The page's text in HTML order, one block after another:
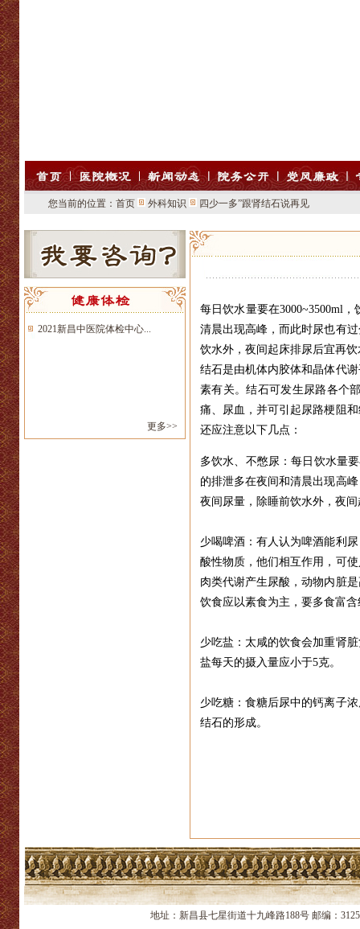
您当前的位置： 首页 外科知识 四少一多”跟肾结石说再见
2021新昌中医院体检中心...
更多>>
每日饮水量要在3000~3500ml
清晨出现高峰，而此时尿也有
饮水外，夜间起床排尿后宜再
结石是由机体内胶体和晶体代
素有关。结石可发生尿路各个
痛、尿血，并可引起尿路梗阻
还应注意以下几点：
多饮水、不憋尿：每日饮水量
的排泄多在夜间和清晨出现高
夜间尿量，除睡前饮水外，夜
少喝啤酒：有人认为啤酒能利
酸性物质，他们相互作用，可
肉类代谢产生尿酸，动物内脏
饮食应以素食为主，要多食富
少吃盐：太咸的饮食会加重肾
盐每天的摄入量应小于5克。
少吃糖：食糖后尿中的钙离子
结石的形成。
地址：新昌县七星街道十九峰路188号 邮编：